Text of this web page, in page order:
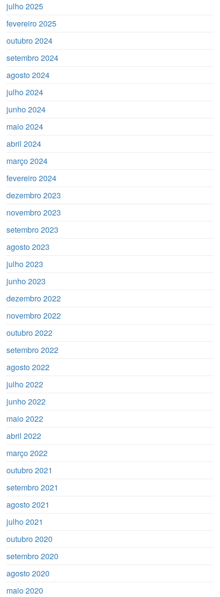
julho 2025
fevereiro 2025
outubro 2024
setembro 2024
agosto 2024
julho 2024
junho 2024
maio 2024
abril 2024
março 2024
fevereiro 2024
dezembro 2023
novembro 2023
setembro 2023
agosto 2023
julho 2023
junho 2023
dezembro 2022
novembro 2022
outubro 2022
setembro 2022
agosto 2022
julho 2022
junho 2022
maio 2022
abril 2022
março 2022
outubro 2021
setembro 2021
agosto 2021
julho 2021
outubro 2020
setembro 2020
agosto 2020
maio 2020